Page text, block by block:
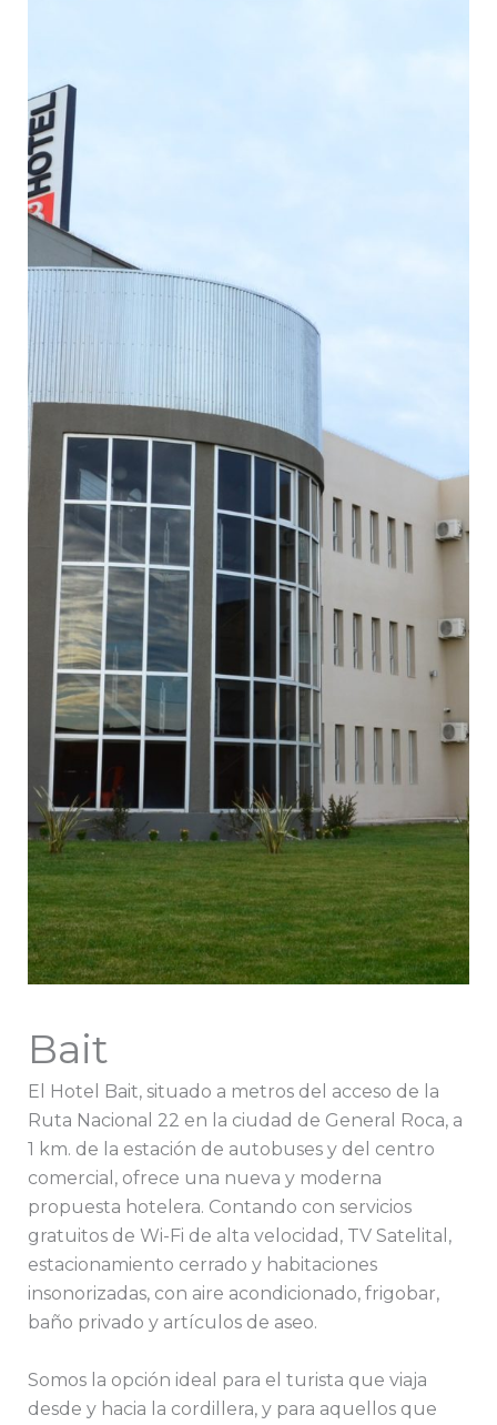
Bait
El Hotel Bait, situado a metros del acceso de la
Ruta Nacional 22 en la ciudad de General Roca, a
1 km. de la estación de autobuses y del centro
comercial, ofrece una nueva y moderna
propuesta hotelera. Contando con servicios
gratuitos de Wi-Fi de alta velocidad, TV Satelital,
estacionamiento cerrado y habitaciones
insonorizadas, con aire acondicionado, frigobar,
baño privado y artículos de aseo.
Somos la opción ideal para el turista que viaja
desde y hacia la cordillera, y para aquellos que